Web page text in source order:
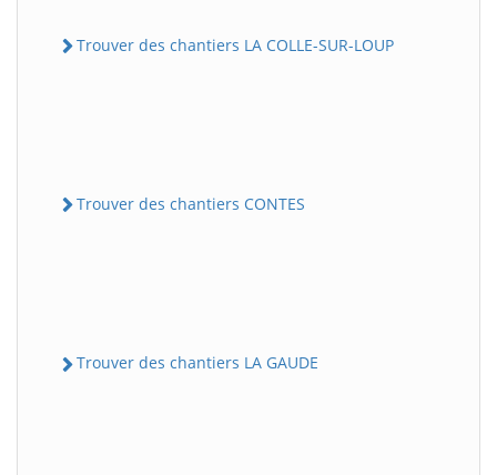
Trouver des chantiers LA COLLE-SUR-LOUP
Trouver des chantiers CONTES
Trouver des chantiers LA GAUDE